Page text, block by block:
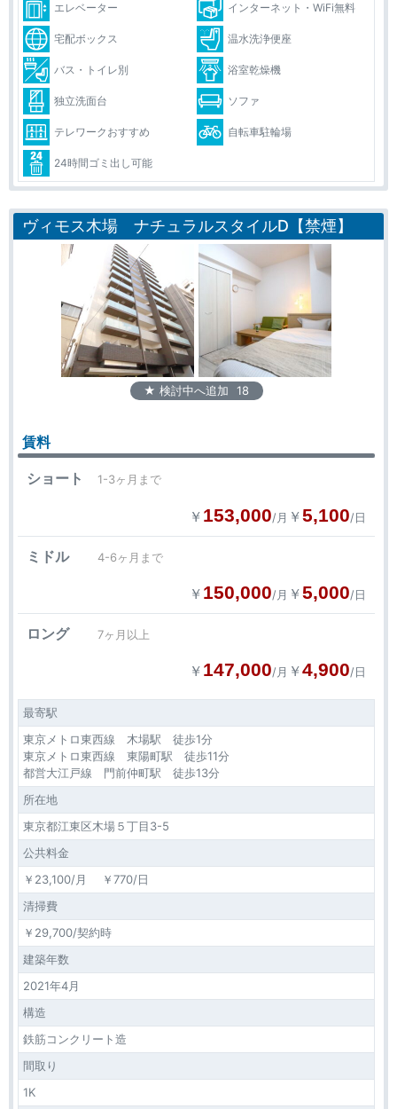
エレベーター インターネット・WiFi無料
宅配ボックス 温水洗浄便座
バス・トイレ別 浴室乾燥機
独立洗面台 ソファ
テレワークおすすめ 自転車駐輪場
24時間ゴミ出し可能
ヴィモス木場 ナチュラルスタイルD【禁煙】
★ 検討中へ追加 18
賃料
ショート 1-3ヶ月まで
￥ 153,000/月 ￥5,100/日
ミドル 4-6ヶ月まで
￥ 150,000/月 ￥5,000/日
ロング 7ヶ月以上
￥ 147,000/月 ￥4,900/日
最寄駅
東京メトロ東西線 木場駅 徒歩1分
東京メトロ東西線 東陽町駅 徒歩11分
都営大江戸線 門前仲町駅 徒歩13分
所在地
東京都江東区木場５丁目3-5
公共料金
￥23,100/月 ￥770/日
清掃費
￥29,700/契約時
建築年数
2021年4月
構造
鉄筋コンクリート造
間取り
1K